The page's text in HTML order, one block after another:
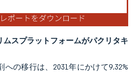
スプラットフォームがパクリタキ
への移行は、2031年にかけて9.32%